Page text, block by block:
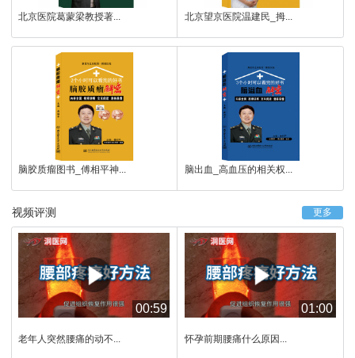
北京医院葛蒙梁教授著... 北京望京医院温建民_拇...
脑胶质瘤图书_傅相平神... 脑出血_高血压的相关权...
更多
视频评测
00:59
老年人突然腰痛的动不...
01:00
怀孕前期腰痛什么原因...